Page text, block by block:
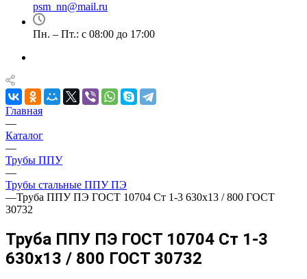
psm_nn@mail.ru
Пн. – Пт.: с 08:00 до 17:00
Главная
—
Каталог
—
Трубы ППУ
—
Трубы стальные ППУ ПЭ
—Труба ППУ ПЭ ГОСТ 10704 Ст 1-3 630x13 / 800 ГОСТ
30732
Труба ППУ ПЭ ГОСТ 10704 Ст 1-3
630x13 / 800 ГОСТ 30732